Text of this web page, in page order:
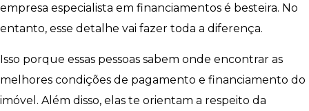
empresa especialista em financiamentos é besteira. No
entanto, esse detalhe vai fazer toda a diferença.
Isso porque essas pessoas sabem onde encontrar as
melhores condições de pagamento e financiamento do
imóvel. Além disso, elas te orientam a respeito da